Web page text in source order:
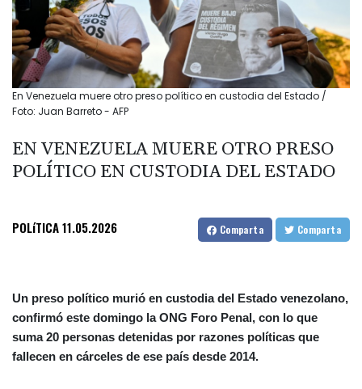
En Venezuela muere otro preso político en custodia del Estado /
Foto: Juan Barreto - AFP
EN VENEZUELA MUERE OTRO PRESO
POLÍTICO EN CUSTODIA DEL ESTADO
POLíTICA11.05.2026 Comparta Comparta
Un preso político murió en custodia del Estado venezolano,
confirmó este domingo la ONG Foro Penal, con lo que
suma 20 personas detenidas por razones políticas que
fallecen en cárceles de ese país desde 2014.